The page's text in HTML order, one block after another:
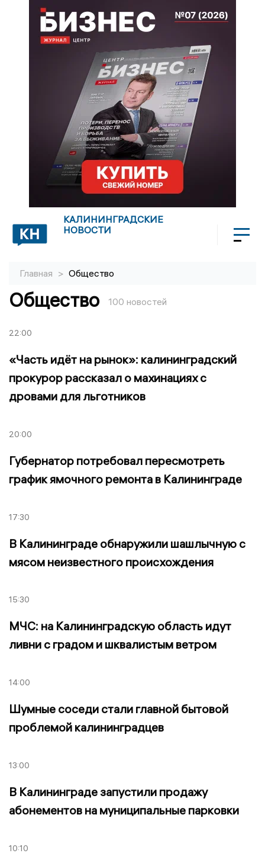
КАЛИНИНГРАДСКИЕ
НОВОСТИ
Главная > Общество
Общество 100 новостей
22:00
«Часть идёт на рынок»: калининградский
прокурор рассказал о махинациях с
дровами для льготников
20:00
Губернатор потребовал пересмотреть
график ямочного ремонта в Калининграде
17:30
В Калининграде обнаружили шашлычную с
мясом неизвестного происхождения
15:30
МЧС: на Калининградскую область идут
ливни с градом и шквалистым ветром
14:00
Шумные соседи стали главной бытовой
проблемой калининградцев
13:00
В Калининграде запустили продажу
абонементов на муниципальные парковки
10:10